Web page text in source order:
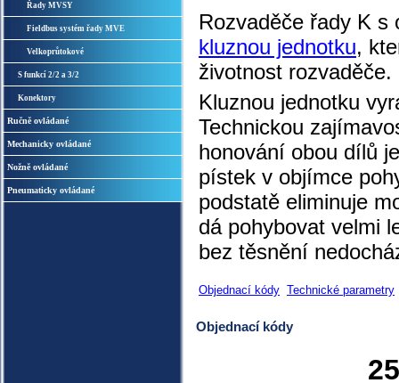
Řady MVSY
Fieldbus systém řady MVE
Velkoprůtokové
S funkcí 2/2 a 3/2
Konektory
Ručně ovládané
Mechanicky ovládané
Nožně ovládané
Pneumaticky ovládané
Rozvaděče řady K s
kluznou jednotku,
životnost rozvaděče.
Kluznou jednotku
Technickou
honování obou dílů
pístek v objímce
podstatě eliminuje
dá pohybovat velmi
bez těsnění
Objednací kódy Technické parametry
Objednací kódy